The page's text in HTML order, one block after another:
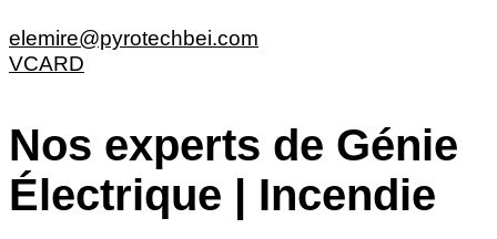
elemire@pyrotechbei.com
VCARD
Nos experts de Génie
Électrique | Incendie